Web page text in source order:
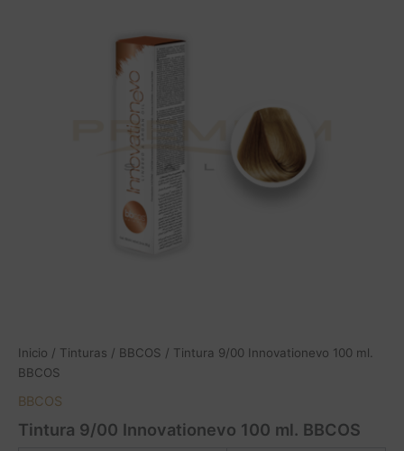
Inicio / Tinturas / BBCOS / Tintura 9/00 Innovationevo 100 ml.
BBCOS
BBCOS
Tintura 9/00 Innovationevo 100 ml. BBCOS